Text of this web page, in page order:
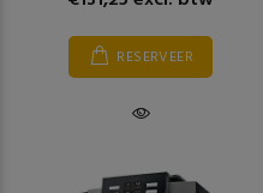
RESERVEER